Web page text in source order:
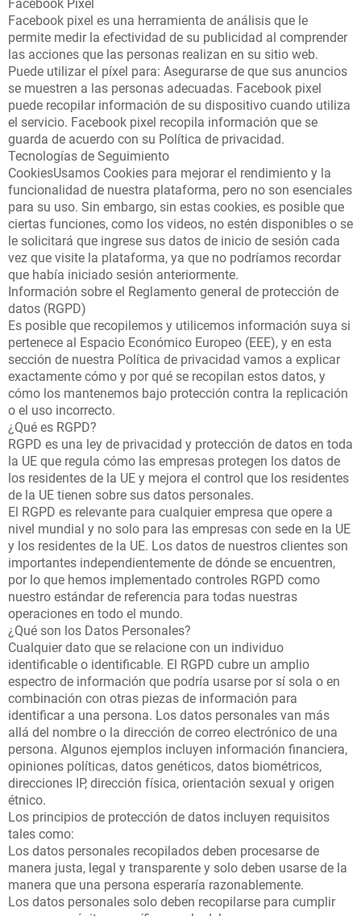
Facebook Pixel
Facebook pixel es una herramienta de análisis que le
permite medir la efectividad de su publicidad al comprender
las acciones que las personas realizan en su sitio web.
Puede utilizar el píxel para: Asegurarse de que sus anuncios
se muestren a las personas adecuadas. Facebook pixel
puede recopilar información de su dispositivo cuando utiliza
el servicio. Facebook pixel recopila información que se
guarda de acuerdo con su Política de privacidad.
Tecnologías de Seguimiento
CookiesUsamos Cookies para mejorar el rendimiento y la
funcionalidad de nuestra plataforma, pero no son esenciales
para su uso. Sin embargo, sin estas cookies, es posible que
ciertas funciones, como los videos, no estén disponibles o se
le solicitará que ingrese sus datos de inicio de sesión cada
vez que visite la plataforma, ya que no podríamos recordar
que había iniciado sesión anteriormente.
Información sobre el Reglamento general de protección de
datos (RGPD)
Es posible que recopilemos y utilicemos información suya si
pertenece al Espacio Económico Europeo (EEE), y en esta
sección de nuestra Política de privacidad vamos a explicar
exactamente cómo y por qué se recopilan estos datos, y
cómo los mantenemos bajo protección contra la replicación
o el uso incorrecto.
¿Qué es RGPD?
RGPD es una ley de privacidad y protección de datos en toda
la UE que regula cómo las empresas protegen los datos de
los residentes de la UE y mejora el control que los residentes
de la UE tienen sobre sus datos personales.
El RGPD es relevante para cualquier empresa que opere a
nivel mundial y no solo para las empresas con sede en la UE
y los residentes de la UE. Los datos de nuestros clientes son
importantes independientemente de dónde se encuentren,
por lo que hemos implementado controles RGPD como
nuestro estándar de referencia para todas nuestras
operaciones en todo el mundo.
¿Qué son los Datos Personales?
Cualquier dato que se relacione con un individuo
identificable o identificable. El RGPD cubre un amplio
espectro de información que podría usarse por sí sola o en
combinación con otras piezas de información para
identificar a una persona. Los datos personales van más
allá del nombre o la dirección de correo electrónico de una
persona. Algunos ejemplos incluyen información financiera,
opiniones políticas, datos genéticos, datos biométricos,
direcciones IP, dirección física, orientación sexual y origen
étnico.
Los principios de protección de datos incluyen requisitos
tales como:
Los datos personales recopilados deben procesarse de
manera justa, legal y transparente y solo deben usarse de la
manera que una persona esperaría razonablemente.
Los datos personales solo deben recopilarse para cumplir